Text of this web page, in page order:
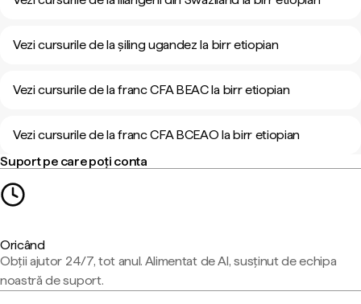
Vezi cursurile de la șiling ugandez la birr etiopian
Vezi cursurile de la franc CFA BEAC la birr etiopian
Vezi cursurile de la franc CFA BCEAO la birr etiopian
Suport pe care poți conta
Oricând
Obții ajutor 24/7, tot anul. Alimentat de AI, susținut de echipa
noastră de suport.